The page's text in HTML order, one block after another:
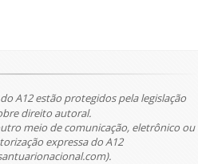
A12 estão protegidos pela legislação
direito autoral.
meio de comunicação, eletrônico ou
expressa do A12